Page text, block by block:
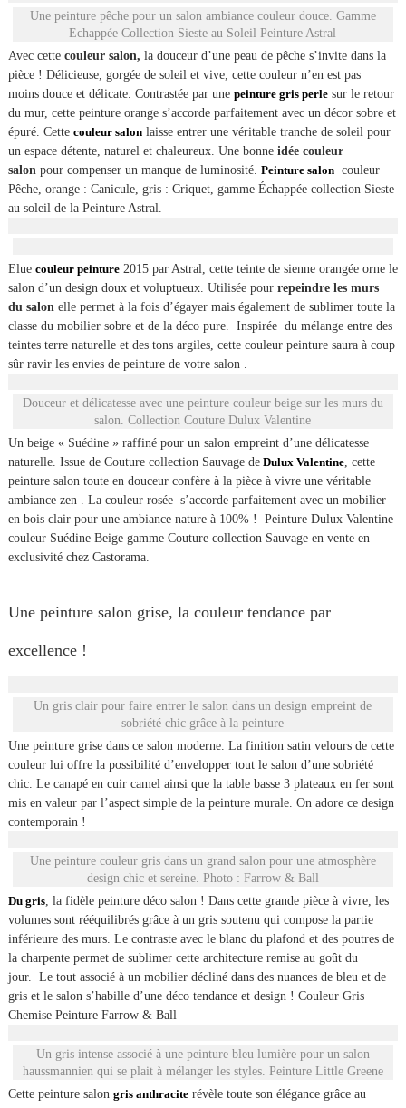
Une peinture pêche pour un salon ambiance couleur douce. Gamme
Echappée Collection Sieste au Soleil Peinture Astral
Avec cette couleur salon, la douceur d’une peau de pêche s’invite dans la
pièce ! Délicieuse, gorgée de soleil et vive, cette couleur n’en est pas
moins douce et délicate. Contrastée par une peinture gris perle sur le retour
du mur, cette peinture orange s’accorde parfaitement avec un décor sobre et
épuré. Cette couleur salon laisse entrer une véritable tranche de soleil pour
un espace détente, naturel et chaleureux. Une bonne idée couleur
salon pour compenser un manque de luminosité. Peinture salon couleur
Pêche, orange : Canicule, gris : Criquet, gamme Échappée collection Sieste
au soleil de la Peinture Astral.
Elue couleur peinture2015 par Astral, cette teinte de sienne orangée orne le
salon d’un design doux et voluptueux. Utilisée pour repeindre les murs
du salon elle permet à la fois d’égayer mais également de sublimer toute la
classe du mobilier sobre et de la déco pure. Inspirée du mélange entre des
teintes terre naturelle et des tons argiles, cette couleur peinture saura à coup
sûr ravir les envies de peinture de votre salon .
Douceur et délicatesse avec une peinture couleur beige sur les murs du
salon. Collection Couture Dulux Valentine
Un beige « Suédine » raffiné pour un salon empreint d’une délicatesse
naturelle. Issue de Couture collection Sauvage de Dulux Valentine, cette
peinture salon toute en douceur confère à la pièce à vivre une véritable
ambiance zen . La couleur rosée s’accorde parfaitement avec un mobilier
en bois clair pour une ambiance nature à 100% ! Peinture Dulux Valentine
couleur Suédine Beige gamme Couture collection Sauvage en vente en
exclusivité chez Castorama.
Une peinture salon grise, la couleur tendance par
excellence !
Un gris clair pour faire entrer le salon dans un design empreint de
sobriété chic grâce à la peinture
Une peinture grise dans ce salon moderne. La finition satin velours de cette
couleur lui offre la possibilité d’envelopper tout le salon d’une sobriété
chic. Le canapé en cuir camel ainsi que la table basse 3 plateaux en fer sont
mis en valeur par l’aspect simple de la peinture murale. On adore ce design
contemporain !
Une peinture couleur gris dans un grand salon pour une atmosphère
design chic et sereine. Photo : Farrow & Ball
Du gris, la fidèle peinture déco salon ! Dans cette grande pièce à vivre, les
volumes sont rééquilibrés grâce à un gris soutenu qui compose la partie
inférieure des murs. Le contraste avec le blanc du plafond et des poutres de
la charpente permet de sublimer cette architecture remise au goût du
jour. Le tout associé à un mobilier décliné dans des nuances de bleu et de
gris et le salon s’habille d’une déco tendance et design ! Couleur Gris
Chemise Peinture Farrow & Ball
Un gris intense associé à une peinture bleu lumière pour un salon
haussmannien qui se plait à mélanger les styles. Peinture Little Greene
Cette peinture salon gris anthracite révèle toute son élégance grâce au